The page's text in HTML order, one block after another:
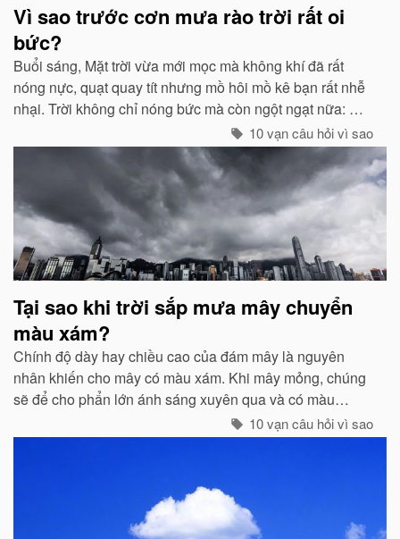
Vì sao trước cơn mưa rào trời rất oi
bức?
Buổi sáng, Mặt trời vừa mới mọc mà không khí đã rất
nóng nực, quạt quay tít nhưng mồ hôi mồ kê bạn rất nhễ
nhại. Trời không chỉ nóng bức mà còn ngột ngạt nữa: Đó
chính là dấu hiệu bắt đẩu của một cơn mưa rào...
10 vạn câu hỏi vì sao
Tại sao khi trời sắp mưa mây chuyển
màu xám?
Chính độ dày hay chiều cao của đám mây là nguyên
nhân khiến cho mây có màu xám. Khi mây mỏng, chúng
sẽ để cho phẩn lớn ánh sáng xuyên qua và có màu
10 vạn câu hỏi vì sao